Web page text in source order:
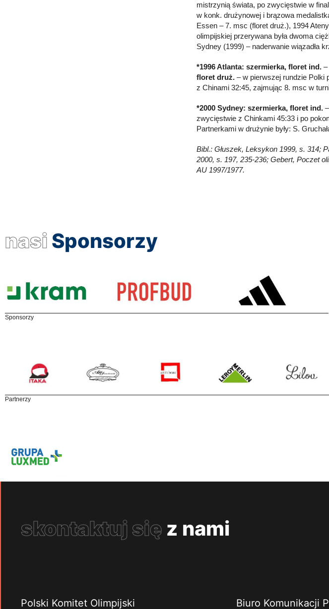
mistrzynią świata, po zwycięstwie w
w konk. drużynowej i brązowa
Essen – 7. msc (floret druż.), 1994
olimpijskiej przerywana była dwoma
Sydney (1999) – naderwanie wiązadła
*1996 Atlanta: szermierka, floret ind. –
floret druż. – w pierwszej rundzie Polki
z Chinami 32:45, zajmując 8. msc w
*2000 Sydney: szermierka, floret ind.
zwycięstwie z Chinkami 45:33 i po
Partnerkami w drużynie były: S.
Bibl.: Głuszek, Leksykon 1999, s. 314;
2000, s. 197, 235-236; Gebert, Poczet
AU 1997/1977.
nasi Sponsorzy
Sponsorzy
Partnerzy
skontaktuj się z nami
Polski Komitet Olimpijski Biuro Komunikacji